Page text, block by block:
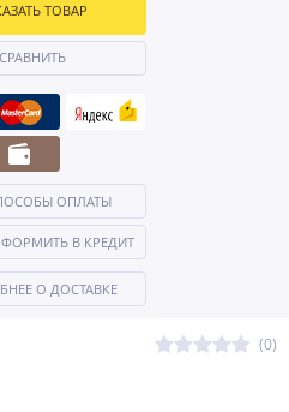
(0)
ТОВАР
СРАВНИТЬ
ОПЛАТЫ
В КРЕДИТ
О ДОСТАВКЕ